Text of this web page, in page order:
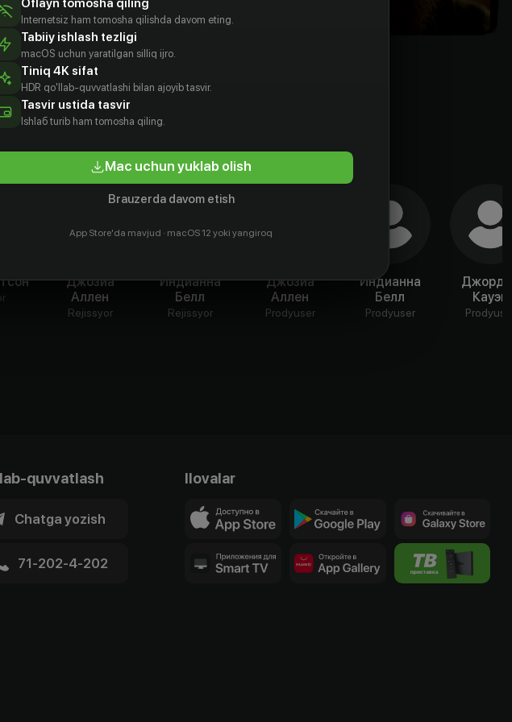
Джозиа
Аллен
Rejissyor
Индианна
Белл
Rejissyor
Джозиа
Аллен
Prodyuser
Индианна
Белл
Prodyuser
Кауэн
quvvatlash
Chatga yozish
71-202-4-202
Ilovalar
Oflayn tomosha qiling
Internetsiz ham tomosha qilishda davom eting.
Tabiiy ishlash tezligi
macOS uchun yaratilgan silliq ijro.
Tiniq 4K sifat
HDR qo'llab-quvvatlashi bilan ajoyib tasvir.
Tasvir ustida tasvir
Ishlаб turib ham tomosha qiling.
Mac uchun yuklab olish
Brauzerda davom etish
App Store'da mavjud · macOS 12 yoki yangiroq